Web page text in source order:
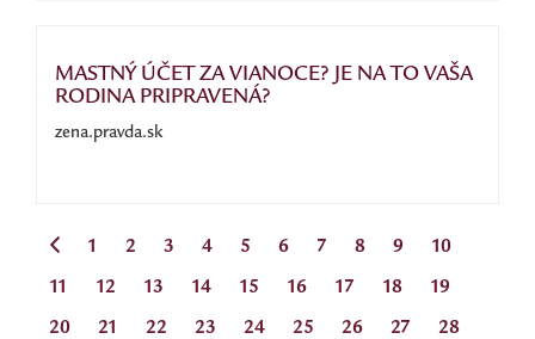
MASTNÝ ÚČET ZA VIANOCE? JE NA TO VAŠA
RODINA PRIPRAVENÁ?
zena.pravda.sk
1 2 3 4 5 6 7 8 9 10
11 12 13 14 15 16 17 18 19
20 21 22 23 24 25 26 27 28